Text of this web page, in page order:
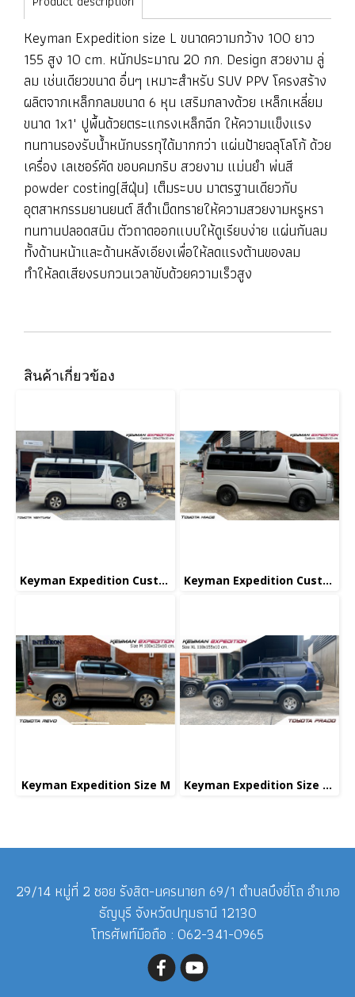
Keyman Expedition size L ขนาดความกว้าง 100 ยาว
155 สูง 10 cm. หนักประมาณ 20 กก. Design สวยงาม ลู่
ลม เช่นเดียวขนาด อื่นๆ เหมาะสำหรับ SUV PPV โครงสร้าง
ผลิตจากเหล็กกลมขนาด 6 หุน เสริมกลางด้วย เหล็กเหลี่ยม
ขนาด 1x1" ปูพื้นด้วยตระแกรงเหล็กฉีก ให้ความแข็งแรง
ทนทานรองรับน้ำหนักบรรทุได้มากกว่า แผ่นป้ายฉลุโลโก้ ด้วย
เครื่อง เลเซอร์คัด ขอบคมกริบ สวยงาม แม่นยำ พ่นสี
powder costing(สีฝุ่น) เต็มระบบ มาตรฐานเดียวกับ
อุตสาหกรรมยานยนต์ สีดำเม็ดทรายให้ความสวยงามหรูหรา
ทนทานปลอดสนิม ตัวถาดออกแบบให้ดูเรียบง่าย แผ่นกันลม
ทั้งด้านหน้าและด้านหลังเอียงเพื่อให้ลดแรงต้านของลม
ทำให้ลดเสียงรบกวนเวลาขับด้วยความเร็วสูง
สินค้าเกี่ยวข้อง
Keyman Expedition Custom Keyman Expedition Custom
Keyman Expedition Size M Keyman Expedition Size XL
29/14 หมู่ที่ 2 ซอย รังสิต-นครนายก 69/1 ตำบลบึงยี่โถ อำเภอ
ธัญบุรี จังหวัดปทุมธานี 12130
โทรศัพท์มือถือ : 062-341-0965